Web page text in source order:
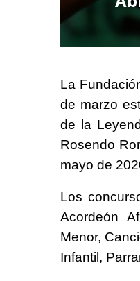
La
de marzo
de la
Rosendo
mayo de
Los
Acordeón
Menor,
Infantil,